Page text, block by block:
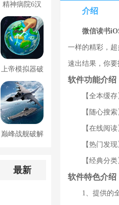
精神病院6汉
化版下载
上帝模拟器破
解版全解锁无
广告
巅峰战舰破解
限钻石
最新
介绍
微信读书
一样的精彩，
速出结果，你
软件功能介绍
【全本缓
【随心搜
【在线阅
【热门发
【经典分
软件特色介绍
1、提供的